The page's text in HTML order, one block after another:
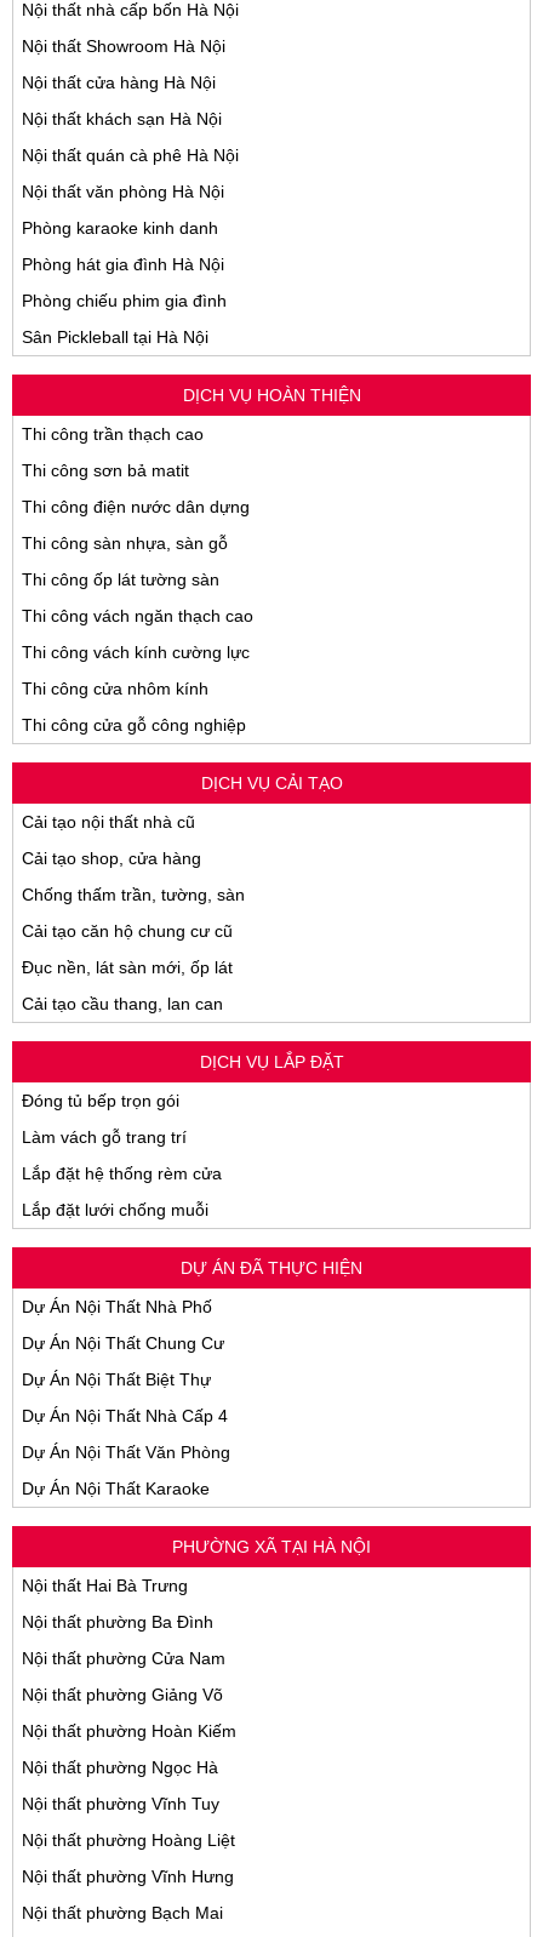
Nội thất nhà cấp bốn Hà Nội
Nội thất Showroom Hà Nội
Nội thất cửa hàng Hà Nội
Nội thất khách sạn Hà Nội
Nội thất quán cà phê Hà Nội
Nội thất văn phòng Hà Nội
Phòng karaoke kinh danh
Phòng hát gia đình Hà Nội
Phòng chiếu phim gia đình
Sân Pickleball tại Hà Nội
DỊCH VỤ HOÀN THIỆN
Thi công trần thạch cao
Thi công sơn bả matit
Thi công điện nước dân dựng
Thi công sàn nhựa, sàn gỗ
Thi công ốp lát tường sàn
Thi công vách ngăn thạch cao
Thi công vách kính cường lực
Thi công cửa nhôm kính
Thi công cửa gỗ công nghiệp
DỊCH VỤ CẢI TẠO
Cải tạo nội thất nhà cũ
Cải tạo shop, cửa hàng
Chống thấm trần, tường, sàn
Cải tạo căn hộ chung cư cũ
Đục nền, lát sàn mới, ốp lát
Cải tạo cầu thang, lan can
DỊCH VỤ LẮP ĐẶT
Đóng tủ bếp trọn gói
Làm vách gỗ trang trí
Lắp đặt hệ thống rèm cửa
Lắp đặt lưới chống muỗi
DỰ ÁN ĐÃ THỰC HIỆN
Dự Án Nội Thất Nhà Phố
Dự Án Nội Thất Chung Cư
Dự Án Nội Thất Biệt Thự
Dự Án Nội Thất Nhà Cấp 4
Dự Án Nội Thất Văn Phòng
Dự Án Nội Thất Karaoke
PHƯỜNG XÃ TẠI HÀ NỘI
Nội thất Hai Bà Trưng
Nội thất phường Ba Đình
Nội thất phường Cửa Nam
Nội thất phường Giảng Võ
Nội thất phường Hoàn Kiếm
Nội thất phường Ngọc Hà
Nội thất phường Vĩnh Tuy
Nội thất phường Hoàng Liệt
Nội thất phường Vĩnh Hưng
Nội thất phường Bạch Mai